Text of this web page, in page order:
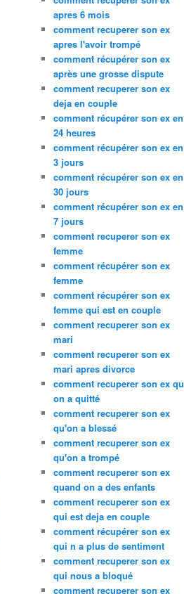
apres 6 mois
comment recuperer son ex
apres l'avoir trompé
comment récupérer son ex
après une grosse dispute
comment recuperer son ex
deja en couple
comment récupérer son ex en
24 heures
comment récupérer son ex en
3 jours
comment récupérer son ex en
30 jours
comment récupérer son ex en
7 jours
comment recuperer son ex
femme
comment récupérer son ex
femme
comment récupérer son ex
femme qui est en couple
comment recuperer son ex
mari
comment recuperer son ex
mari apres divorce
comment recuperer son ex qu
on a quitté
comment recuperer son ex
qu'on a blessé
comment recuperer son ex
qu'on a trompé
comment recuperer son ex
quand on a des enfants
comment recuperer son ex
qui est deja en couple
comment récupérer son ex
qui n a plus de sentiment
comment recuperer son ex
qui nous a bloqué
comment recuperer son ex